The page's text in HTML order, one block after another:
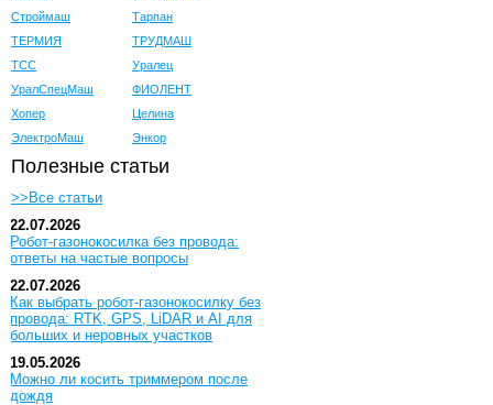
Строймаш
Тарпан
ТЕРМИЯ
ТРУДМАШ
ТСС
Уралец
УралСпецМаш
ФИОЛЕНТ
Хопер
Целина
ЭлектроМаш
Энкор
Полезные статьи
>>Все статьи
22.07.2026
Робот-газонокосилка без провода:
ответы на частые вопросы
22.07.2026
Как выбрать робот-газонокосилку без
провода: RTK, GPS, LiDAR и AI для
больших и неровных участков
19.05.2026
Можно ли косить триммером после
дождя